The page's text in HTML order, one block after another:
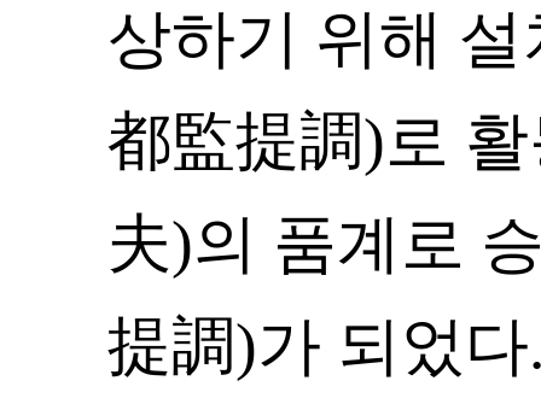
상하기 위해
都監提調)로
夫)의 품계로
提調)가 되었